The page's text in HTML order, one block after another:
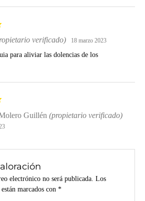
verificado) 18 marzo 2023
para aliviar las dolencias de los
Guillén (propietario verificado)
electrónico no será publicada. Los
marcados con *